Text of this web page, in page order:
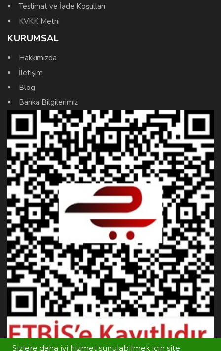
Teslimat ve İade Koşulları
KVKK Metni
KURUMSAL
Hakkımızda
İletişim
Blog
Banka Bilgilerimiz
Sizlere daha iyi hizmet sunulabilmek için site